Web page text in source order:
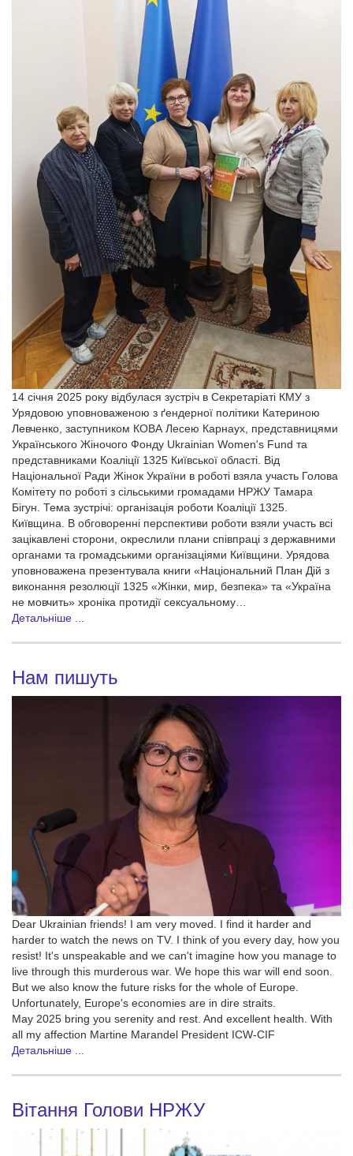
14 січня 2025 року відбулася зустріч в Секретаріаті КМУ з
Урядовою уповноваженою з ґендерної політики Катериною
Левченко, заступником КОВА Лесею Карнаух, представницями
Українського Жіночого Фонду Ukrainian Women's Fund та
представниками Коаліції 1325 Київської області. Від
Національної Ради Жінок України в роботі взяла участь Голова
Комітету по роботі з сільськими громадами НРЖУ Тамара
Бігун. Тема зустрічі: організація роботи Коаліції 1325.
Київщина. В обговоренні перспективи роботи взяли участь всі
зацікавлені сторони, окреслили плани співпраці з державними
органами та громадськими організаціями Київщини. Урядова
уповноважена презентувала книги «Національний План Дій з
виконання резолюції 1325 «Жінки, мир, безпека» та «Україна
не мовчить» хроніка протидії сексуальному…
Детальніше ...
Нам пишуть
Dear Ukrainian friends! I am very moved. I find it harder and
harder to watch the news on TV. I think of you every day, how you
resist! It's unspeakable and we can't imagine how you manage to
live through this murderous war. We hope this war will end soon.
But we also know the future risks for the whole of Europe.
Unfortunately, Europe's economies are in dire straits.
May 2025 bring you serenity and rest. And excellent health. With
all my affection Martine Marandel President ICW-CIF
Детальніше ...
Вітання Голови НРЖУ